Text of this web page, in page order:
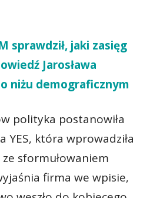
sprawdził, jaki zasięg
Jarosława
niżu demograficznym
polityka postanowiła
YES, która wprowadziła
sformułowaniem
firma we wpisie,